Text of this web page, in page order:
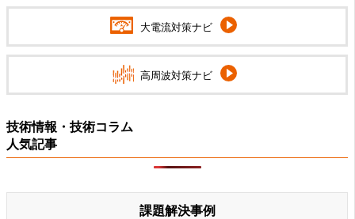
大電流対策ナビ
高周波対策ナビ
技術情報・技術コラム
人気記事
課題解決事例